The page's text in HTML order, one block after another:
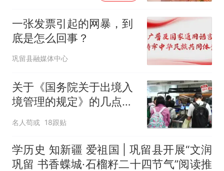
一张发票引起的网暴，到
底是怎么回事？
巩留县融媒体中心
关于《国务院关于出境入
境管理的规定》的几点疑
名人苟或 18跟贴
学历史 知新疆 爱祖国 | 巩留县开展“文润
巩留 书香蝶城·石榴籽二十四节气”阅读推